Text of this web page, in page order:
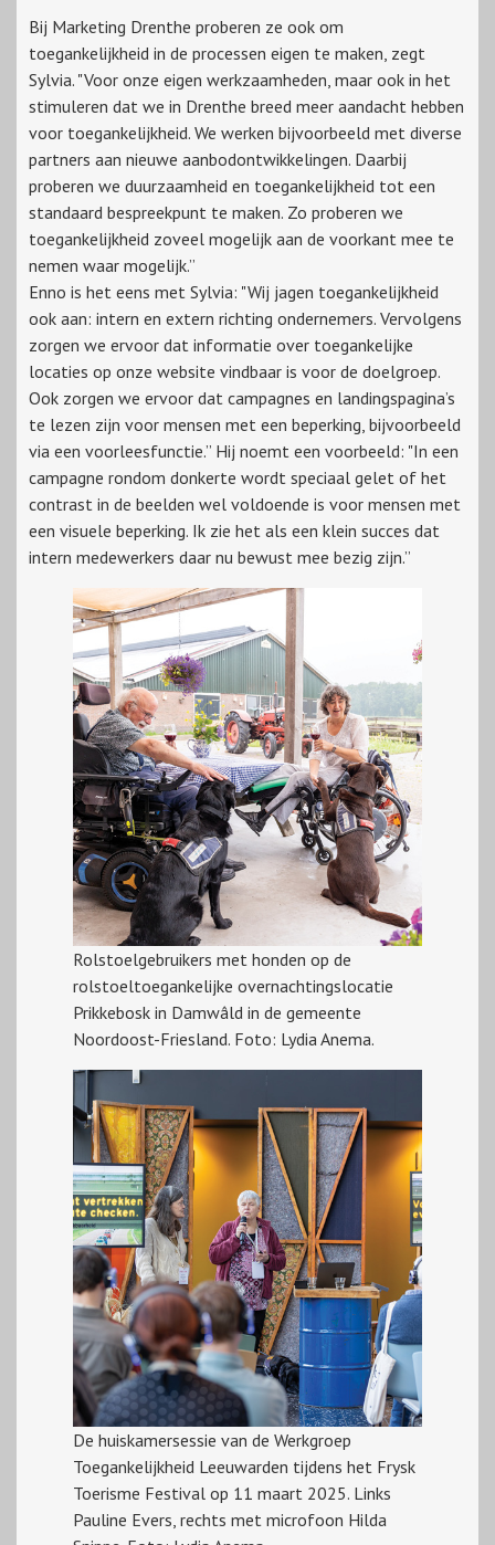
Bij Marketing Drenthe proberen ze ook om
toegankelijkheid in de processen eigen te maken, zegt
Sylvia. "Voor onze eigen werkzaamheden, maar ook in het
stimuleren dat we in Drenthe breed meer aandacht hebben
voor toegankelijkheid. We werken bijvoorbeeld met diverse
partners aan nieuwe aanbodontwikkelingen. Daarbij
proberen we duurzaamheid en toegankelijkheid tot een
standaard bespreekpunt te maken. Zo proberen we
toegankelijkheid zoveel mogelijk aan de voorkant mee te
nemen waar mogelijk.”
Enno is het eens met Sylvia: "Wij jagen toegankelijkheid
ook aan: intern en extern richting ondernemers. Vervolgens
zorgen we ervoor dat informatie over toegankelijke
locaties op onze website vindbaar is voor de doelgroep.
Ook zorgen we ervoor dat campagnes en landingspagina’s
te lezen zijn voor mensen met een beperking, bijvoorbeeld
via een voorleesfunctie.” Hij noemt een voorbeeld: "In een
campagne rondom donkerte wordt speciaal gelet of het
contrast in de beelden wel voldoende is voor mensen met
een visuele beperking. Ik zie het als een klein succes dat
intern medewerkers daar nu bewust mee bezig zijn.”
Rolstoelgebruikers met honden op de
rolstoeltoegankelijke overnachtingslocatie
Prikkebosk in Damwâld in de gemeente
Noordoost-Friesland. Foto: Lydia Anema.
De huiskamersessie van de Werkgroep
Toegankelijkheid Leeuwarden tijdens het Frysk
Toerisme Festival op 11 maart 2025. Links
Pauline Evers, rechts met microfoon Hilda